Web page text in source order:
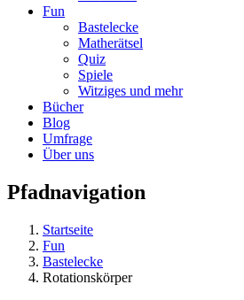
Fun
Bastelecke
Matherätsel
Quiz
Spiele
Witziges und mehr
Bücher
Blog
Umfrage
Über uns
Pfadnavigation
Startseite
Fun
Bastelecke
Rotationskörper